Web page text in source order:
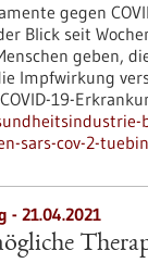
gegen
Blick seit
geben,
Impfwirkung
19-
sars-cov-2-
- 21.04.2021